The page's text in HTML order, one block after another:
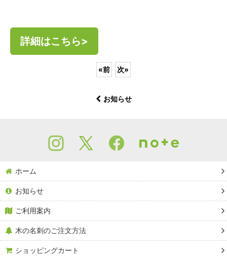
詳細はこちら>
«前 次»
お知らせ
ホーム
お知らせ
ご利用案内
木の名刺のご注文方法
ショッピングカート